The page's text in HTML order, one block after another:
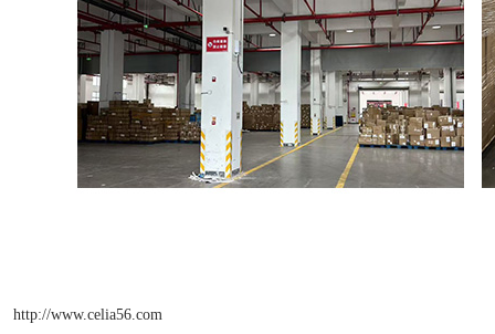
http://www.celia56.com